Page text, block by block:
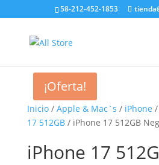
58-212-452-1853
Inicio/ Apple & Mac`s / iPhone /
17 512GB/ iPhone 17 512GB
iPhone 17
¡Oferta!